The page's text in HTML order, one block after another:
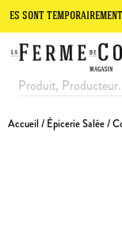
Accueil / Épicerie Salée/